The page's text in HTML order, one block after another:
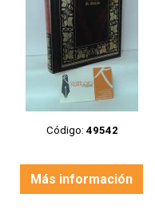
Código: 49542
Más información